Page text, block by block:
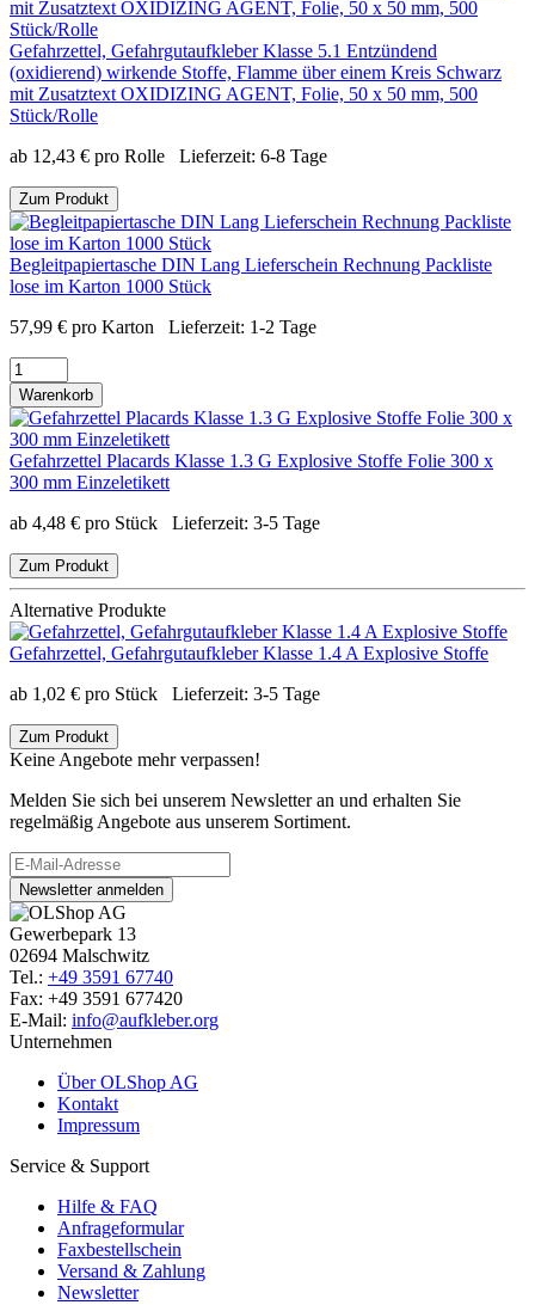
Gefahrzettel, Gefahrgutaufkleber Klasse 5.1 Entzündend
(oxidierend) wirkende Stoffe, Flamme über einem Kreis Schwarz
mit Zusatztext OXIDIZING AGENT, Folie, 50 x 50 mm, 500
Stück/Rolle
ab 12,43 € pro Rolle Lieferzeit: 6-8 Tage
Zum Produkt
Begleitpapiertasche DIN Lang Lieferschein Rechnung Packliste
lose im Karton 1000 Stück
57,99 € pro Karton Lieferzeit: 1-2 Tage
Warenkorb
Gefahrzettel Placards Klasse 1.3 G Explosive Stoffe Folie 300 x
300 mm Einzeletikett
ab 4,48 € pro Stück Lieferzeit: 3-5 Tage
Zum Produkt
Alternative Produkte
Gefahrzettel, Gefahrgutaufkleber Klasse 1.4 A Explosive Stoffe
ab 1,02 € pro Stück Lieferzeit: 3-5 Tage
Zum Produkt
Keine Angebote mehr verpassen!
Melden Sie sich bei unserem Newsletter an und erhalten Sie
regelmäßig Angebote aus unserem Sortiment.
Newsletter anmelden
Gewerbepark 13
02694 Malschwitz
Tel.: +49 3591 67740
Fax: +49 3591 677420
E-Mail: info@aufkleber.org
Unternehmen
Über OLShop AG
Kontakt
Impressum
Service & Support
Hilfe & FAQ
Anfrageformular
Faxbestellschein
Versand & Zahlung
Newsletter